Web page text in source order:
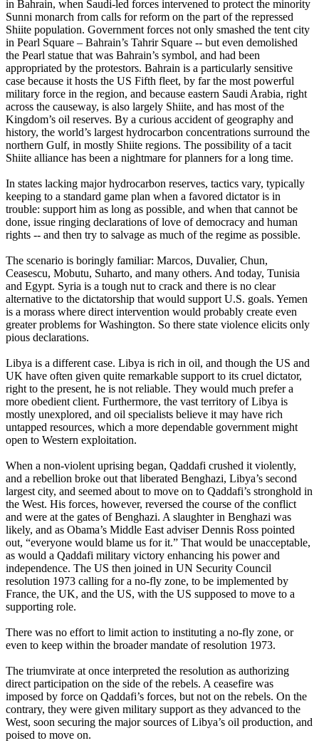
in Bahrain, when Saudi-led forces intervened to protect the minority
Sunni monarch from calls for reform on the part of the repressed
Shiite population. Government forces not only smashed the tent city
in Pearl Square – Bahrain’s Tahrir Square -- but even demolished
the Pearl statue that was Bahrain’s symbol, and had been
appropriated by the protestors. Bahrain is a particularly sensitive
case because it hosts the US Fifth fleet, by far the most powerful
military force in the region, and because eastern Saudi Arabia, right
across the causeway, is also largely Shiite, and has most of the
Kingdom’s oil reserves. By a curious accident of geography and
history, the world’s largest hydrocarbon concentrations surround the
northern Gulf, in mostly Shiite regions. The possibility of a tacit
Shiite alliance has been a nightmare for planners for a long time.
In states lacking major hydrocarbon reserves, tactics vary, typically
keeping to a standard game plan when a favored dictator is in
trouble: support him as long as possible, and when that cannot be
done, issue ringing declarations of love of democracy and human
rights -- and then try to salvage as much of the regime as possible.
The scenario is boringly familiar: Marcos, Duvalier, Chun,
Ceasescu, Mobutu, Suharto, and many others. And today, Tunisia
and Egypt. Syria is a tough nut to crack and there is no clear
alternative to the dictatorship that would support U.S. goals. Yemen
is a morass where direct intervention would probably create even
greater problems for Washington. So there state violence elicits only
pious declarations.
Libya is a different case. Libya is rich in oil, and though the US and
UK have often given quite remarkable support to its cruel dictator,
right to the present, he is not reliable. They would much prefer a
more obedient client. Furthermore, the vast territory of Libya is
mostly unexplored, and oil specialists believe it may have rich
untapped resources, which a more dependable government might
open to Western exploitation.
When a non-violent uprising began, Qaddafi crushed it violently,
and a rebellion broke out that liberated Benghazi, Libya’s second
largest city, and seemed about to move on to Qaddafi’s stronghold in
the West. His forces, however, reversed the course of the conflict
and were at the gates of Benghazi. A slaughter in Benghazi was
likely, and as Obama’s Middle East adviser Dennis Ross pointed
out, “everyone would blame us for it.” That would be unacceptable,
as would a Qaddafi military victory enhancing his power and
independence. The US then joined in UN Security Council
resolution 1973 calling for a no-fly zone, to be implemented by
France, the UK, and the US, with the US supposed to move to a
supporting role.
There was no effort to limit action to instituting a no-fly zone, or
even to keep within the broader mandate of resolution 1973.
The triumvirate at once interpreted the resolution as authorizing
direct participation on the side of the rebels. A ceasefire was
imposed by force on Qaddafi’s forces, but not on the rebels. On the
contrary, they were given military support as they advanced to the
West, soon securing the major sources of Libya’s oil production, and
poised to move on.